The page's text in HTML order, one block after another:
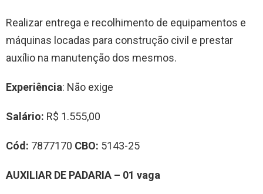
Realizar entrega e recolhimento de equipamentos e
máquinas locadas para construção civil e prestar
auxílio na manutenção dos mesmos.
Experiência: Não exige
Salário: R$ 1.555,00
Cód: 7877170 CBO: 5143-25
AUXILIAR DE PADARIA – 01 vaga